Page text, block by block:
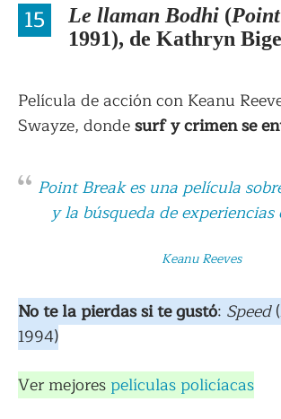
15 Le llaman Bodhi (
1991), de Kathryn
Película de acción con Keanu
Swayze, dondesurf y crimen se
Point Breakes una película
y la búsqueda de experiencias
Keanu Reeves
No te la pierdas si te gustó: Speed
1994)
Ver mejores películas policíacas